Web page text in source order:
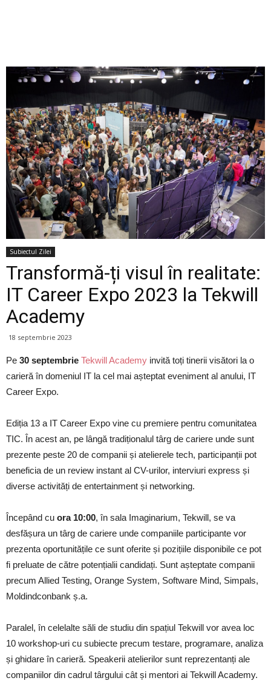
Subiectul Zilei
Transformă-ți visul în realitate:
IT Career Expo 2023 la Tekwill
Academy
18 septembrie 2023
Pe 30 septembrie Tekwill Academy invită toți tinerii visători la o
carieră în domeniul IT la cel mai așteptat eveniment al anului, IT
Career Expo.
Ediția 13 a IT Career Expo vine cu premiere pentru comunitatea
TIC. În acest an, pe lângă tradiționalul târg de cariere unde sunt
prezente peste 20 de companii și atelierele tech, participanții pot
beneficia de un review instant al CV-urilor, interviuri express și
diverse activități de entertainment și networking.
Începând cu ora 10:00, în sala Imaginarium, Tekwill, se va
desfășura un târg de cariere unde companiile participante vor
prezenta oportunitățile ce sunt oferite și pozițiile disponibile ce pot
fi preluate de către potențialii candidați. Sunt așteptate companii
precum Allied Testing, Orange System, Software Mind, Simpals,
Moldindconbank ș.a.
Paralel, în celelalte săli de studiu din spațiul Tekwill vor avea loc
10 workshop-uri cu subiecte precum testare, programare, analiza
și ghidare în carieră. Speakerii atelierilor sunt reprezentanți ale
companiilor din cadrul târgului cât și mentori ai Tekwill Academy.